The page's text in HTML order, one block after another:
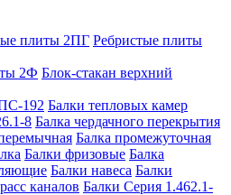
плиты 2ПГ Ребристые плиты
2Ф Блок-стакан верхний
192 Балки тепловых камер
8 Балка чердачного перекрытия
Балка промежуточная
Балки фризовые Балка
Балки навеса Балки
каналов Балки Серия 1.462.1-